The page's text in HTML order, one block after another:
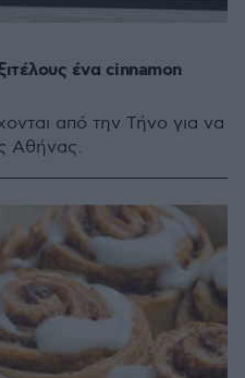
ένα cinnamon
από την Τήνο για να
Αθήνας.